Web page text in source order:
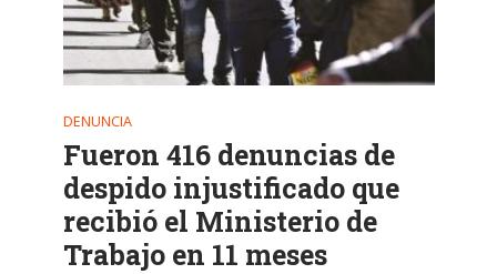
DENUNCIA
Fueron 416 denuncias de
despido injustificado que
recibió el Ministerio de
Trabajo en 11 meses